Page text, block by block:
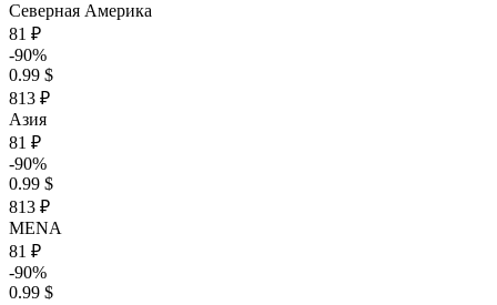
Северная Америка
81 ₽
-90%
0.99 $
813 ₽
Азия
81 ₽
-90%
0.99 $
813 ₽
MENA
81 ₽
-90%
0.99 $